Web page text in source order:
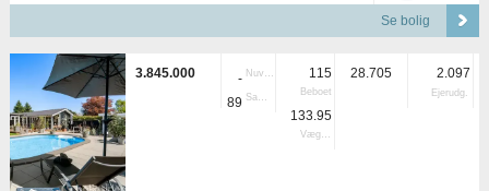
Se bolig
3.845.000 - Nuvær.
89 Samlet
115
Beboet
133.95
Vægtet
28.705 2.097
Ejerudg.